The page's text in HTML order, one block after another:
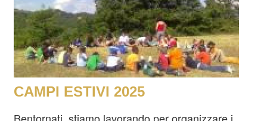
CAMPI ESTIVI 2025